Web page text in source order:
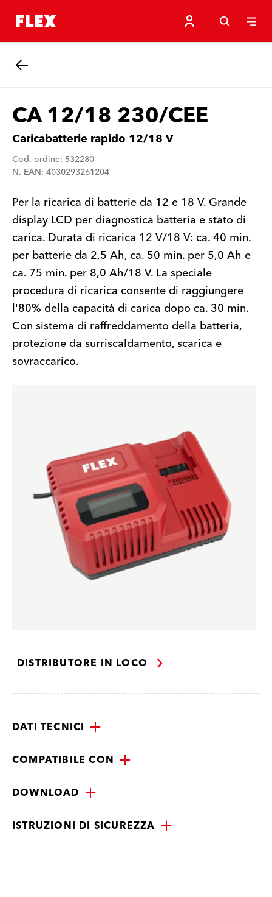
CA 12/18 230/CEE
Caricabatterie rapido 12/18 V
Cod. ordine: 532280
N. EAN: 4030293261204
Per la ricarica di batterie da 12 e 18 V. Grande
display LCD per diagnostica batteria e stato di
carica. Durata di ricarica 12 V/18 V: ca. 40 min.
per batterie da 2,5 Ah, ca. 50 min. per 5,0 Ah e
ca. 75 min. per 8,0 Ah/18 V. La speciale
procedura di ricarica consente di raggiungere
l'80% della capacità di carica dopo ca. 30 min.
Con sistema di raffreddamento della batteria,
protezione da surriscaldamento, scarica e
sovraccarico.
DISTRIBUTORE IN LOCO
DATI TECNICI
COMPATIBILE CON
DOWNLOAD
ISTRUZIONI DI SICUREZZA